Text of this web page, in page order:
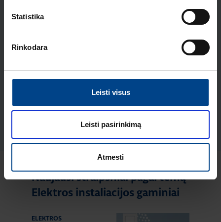
Statistika
Rinkodara
Leisti visus
Leisti pasirinkimą
Atmesti
Produkto kodas: 10146096
Penkiavietis rėmelis, Berker Q3,
Naujausi straipsniai pagal temą
Elektros instaliacijos gaminiai
ELEKTROS